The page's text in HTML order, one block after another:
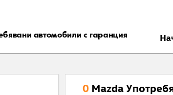
автомобили с гаранция
0 Mazda